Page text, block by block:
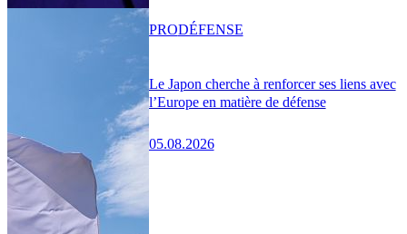
Le Japon cherche à renforcer ses liens avec
l’Europe en matière de défense
05.08.2026
PRODÉFENSE